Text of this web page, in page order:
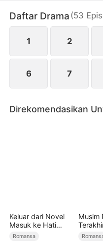
berbohong bahwa dia
Mingze, pangeran dari
Daftar Drama (53
1 2
6 7
Direkomendasikan
Keluar dari Novel
Masuk ke Hati
Kamu
Romansa
Musim